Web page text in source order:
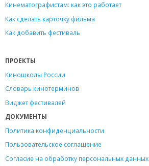
Кинематографистам: как это работает
Как сделать карточку фильма
Как добавить фестиваль
ПРОЕКТЫ
Киношколы России
Словарь кинотерминов
Виджет фестивалей
ДОКУМЕНТЫ
Политика конфиденциальности
Пользовательское соглашение
Согласие на обработку персональных данных